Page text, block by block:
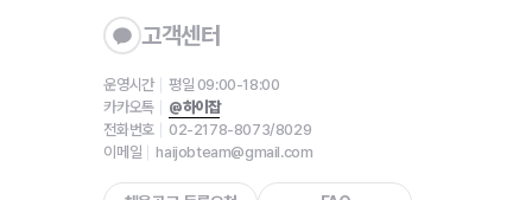
고객센터
운영시간
평일 09:00-18:00
카카오톡
@하이잡
전화번호
02-2178-8073/8029
이메일
haijobteam@gmail.com